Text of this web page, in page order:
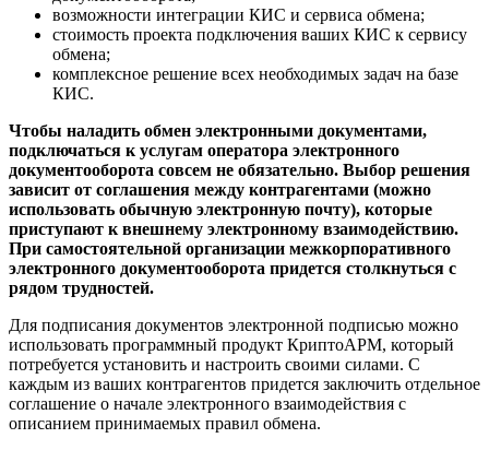
возможности интеграции КИС и сервиса обмена;
стоимость проекта подключения ваших КИС к сервису
обмена;
комплексное решение всех необходимых задач на базе
КИС.
Чтобы наладить обмен электронными документами,
подключаться к услугам оператора электронного
документооборота совсем не обязательно. Выбор решения
зависит от соглашения между контрагентами (можно
использовать обычную электронную почту), которые
приступают к внешнему электронному взаимодействию.
При самостоятельной организации межкорпоративного
электронного документооборота придется столкнуться с
рядом трудностей.
Для подписания документов электронной подписью можно
использовать программный продукт КриптоАРМ, который
потребуется установить и настроить своими силами. С
каждым из ваших контрагентов придется заключить отдельное
соглашение о начале электронного взаимодействия с
описанием принимаемых правил обмена.